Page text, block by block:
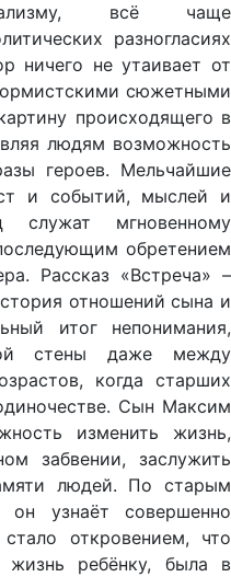
всё чаще
разногласиях
ничего не утаивает от
сюжетными
происходящего в
людям возможность
героев. Мельчайшие
и событий, мыслей и
служат мгновенному
обретением
Рассказ «Встреча» –
отношений сына и
итог непонимания,
стены даже между
когда старших
Сын Максим
изменить жизнь,
забвении, заслужить
людей. По старым
узнаёт совершенно
откровением, что
жизнь ребёнку, была в